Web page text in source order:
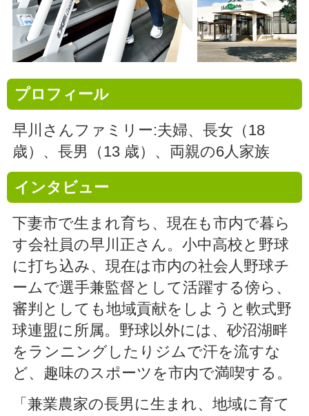
プロフィール
早川さんファミリー:夫婦、長女（18
歳）、長男（13 歳）、両親の6人家族
インタビュー
下妻市で生まれ育ち、現在も市内で暮ら
す会社員の早川正さん。小中高校と野球
に打ち込み、現在は市内の社会人野球チ
ームで選手兼監督として活躍する傍ら、
審判としても地域貢献をしようと軟式野
球連盟に所属。野球以外には、砂沼湖畔
をランニングしたりジムで汗を流すな
ど、趣味のスポーツを市内で満喫する。
「兼業農家の長男に生まれ、地域に育て